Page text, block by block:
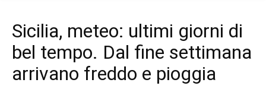
Sicilia, meteo: ultimi giorni di
bel tempo. Dal fine settimana
arrivano freddo e pioggia